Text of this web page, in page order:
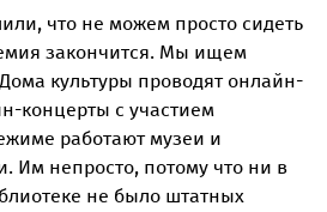
что не можем просто сидеть
закончится. Мы ищем
культуры проводят онлайн-
концерты с участием
работают музеи и
Им непросто, потому что ни в
не было штатных